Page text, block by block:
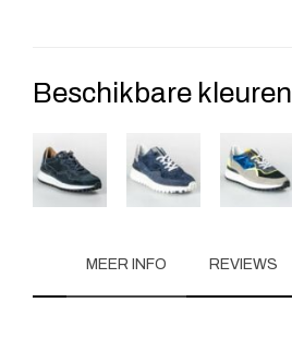
Beschikbare kleuren
MEER INFO REVIEWS